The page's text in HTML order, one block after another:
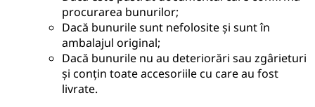
procurarea bunurilor;
Dacă bunurile sunt nefolosite și sunt în
ambalajul original;
Dacă bunurile nu au deteriorări sau zgârieturi
și conțin toate accesoriile cu care au fost
livrate.